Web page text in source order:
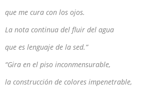
que me cura con los ojos.
La nota continua del fluir del agua
que es lenguaje de la sed.”
“Gira en el piso inconmensurable,
la construcción de colores impenetrable,